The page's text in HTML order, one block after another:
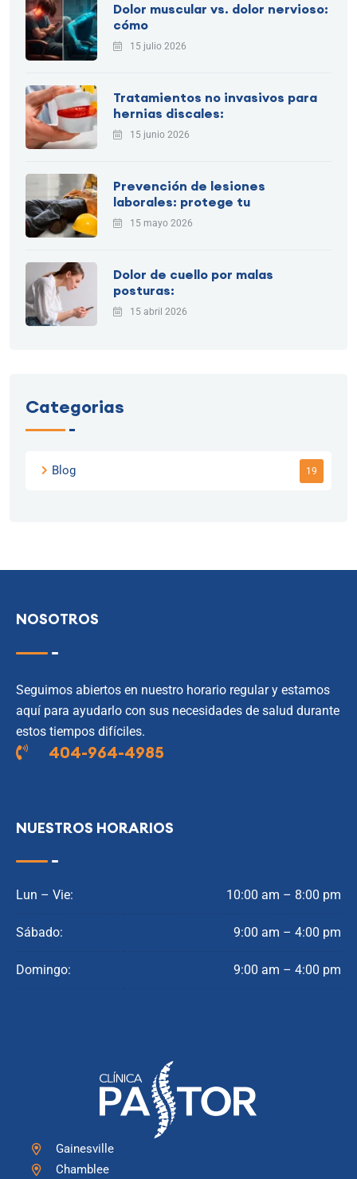
Dolor muscular vs. dolor nervioso:
cómo
15 julio 2026
Tratamientos no invasivos para
hernias discales:
15 junio 2026
Prevención de lesiones
laborales: protege tu
15 mayo 2026
Dolor de cuello por malas
posturas:
15 abril 2026
Categorias
Blog 19
NOSOTROS
Seguimos abiertos en nuestro horario regular y estamos
aquí para ayudarlo con sus necesidades de salud durante
estos tiempos difíciles.
404-964-4985
NUESTROS HORARIOS
Lun – Vie: 10:00 am – 8:00 pm
Sábado: 9:00 am – 4:00 pm
Domingo: 9:00 am – 4:00 pm
Gainesville
Chamblee